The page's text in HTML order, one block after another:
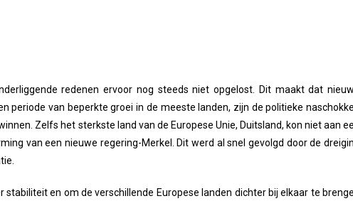
redenen ervoor nog steeds niet opgelost. Dit maakt dat
periode van beperkte groei in de meeste landen, zijn de politieke
Zelfs het sterkste land van de Europese Unie, Duitsland, kon niet aan
van een nieuwe regering-Merkel. Dit werd al snel gevolgd door de
en om de verschillende Europese landen dichter bij elkaar te